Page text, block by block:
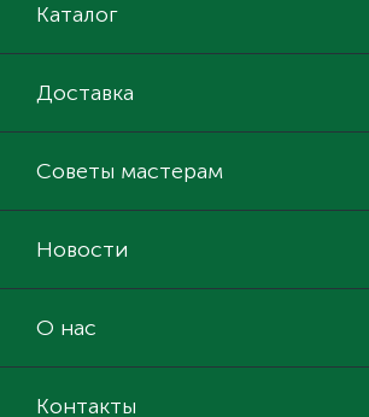
Каталог
Доставка
Советы мастерам
Новости
О нас
Контакты